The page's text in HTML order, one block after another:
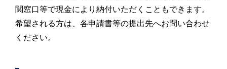
関窓口等で現金により納付いただくこともできます。
希望される方は、各申請書等の提出先へお問い合わせ
ください。